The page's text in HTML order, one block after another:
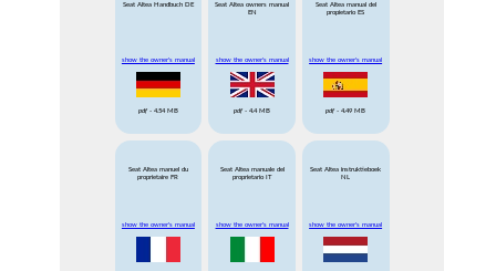
Seat Altea Handbuch DE
show the owner's manual
pdf- 4.54 MB
Seat Altea owners manual
EN
show the owner's manual
pdf - 4.4 MB
Seat Altea manual del
propietario ES
show the owner's manual
pdf - 4.49 MB
Seat Altea manuel du
proprietaire FR
show the owner's manual
Seat Altea manuale del
proprietario IT
show the owner's manual
Seat Altea instruktieboek
NL
show the owner's manual